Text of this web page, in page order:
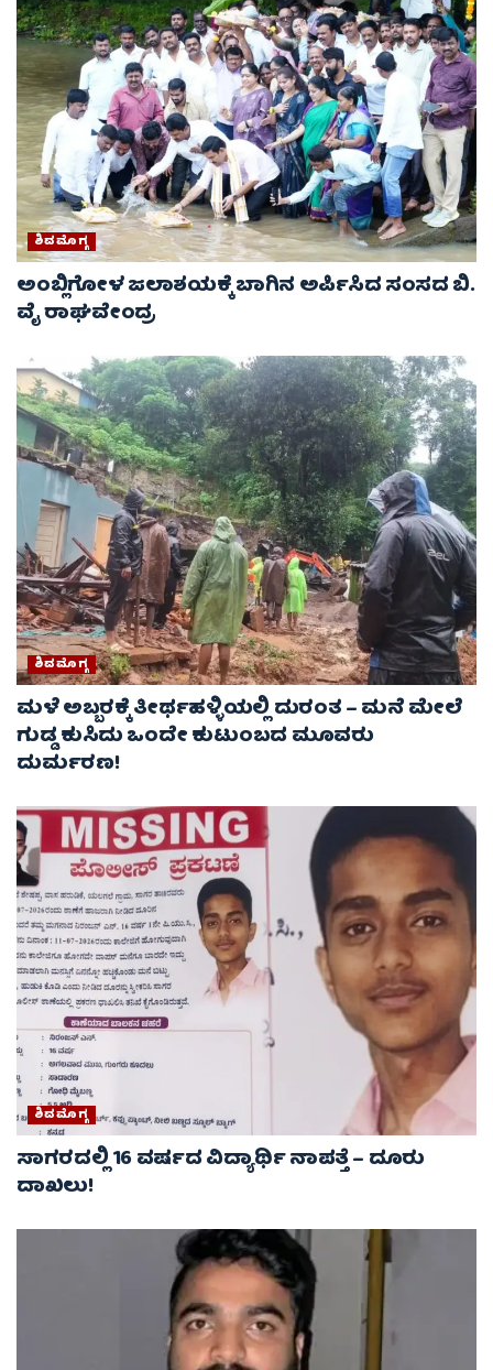
ಶಿವಮೊಗ್ಗ
ಅಂಬ್ಲಿಗೋಳ ಜಲಾಶಯಕ್ಕೆ ಬಾಗಿನ ಅರ್ಪಿಸಿದ ಸಂಸದ ಬಿ.
ವೈ ರಾಘವೇಂದ್ರ
ಶಿವಮೊಗ್ಗ
ಮಳೆ ಅಬ್ಬರಕ್ಕೆ ತೀರ್ಥಹಳ್ಳಿಯಲ್ಲಿ ದುರಂತ – ಮನೆ ಮೇಲೆ
ಗುಡ್ಡ ಕುಸಿದು ಒಂದೇ ಕುಟುಂಬದ ಮೂವರು
ದುರ್ಮರಣ!
ಶಿವಮೊಗ್ಗ
ಸಾಗರದಲ್ಲಿ 16 ವರ್ಷದ ವಿದ್ಯಾರ್ಥಿ ನಾಪತ್ತೆ – ದೂರು
ದಾಖಲು!